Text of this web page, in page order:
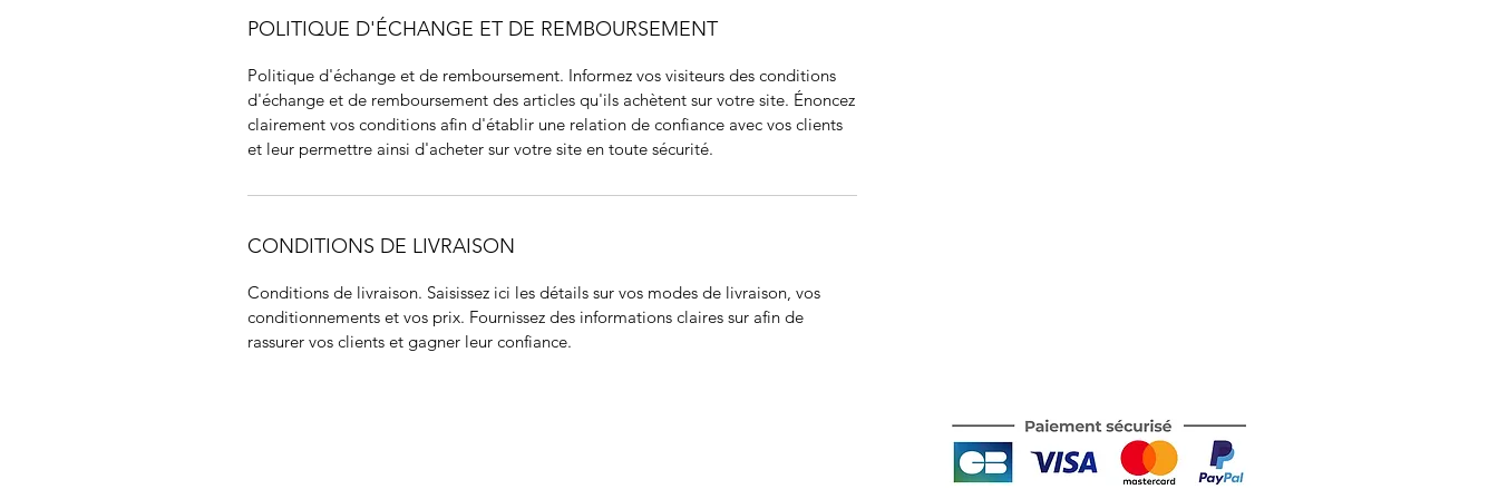
POLITIQUE D'ÉCHANGE ET DE REMBOURSEMENT
Politique d'échange et de remboursement. Informez vos visiteurs des conditions
d'échange et de remboursement des articles qu'ils achètent sur votre site. Énoncez
clairement vos conditions afin d'établir une relation de confiance avec vos clients
et leur permettre ainsi d'acheter sur votre site en toute sécurité.
CONDITIONS DE LIVRAISON
Conditions de livraison. Saisissez ici les détails sur vos modes de livraison, vos
conditionnements et vos prix. Fournissez des informations claires sur afin de
rassurer vos clients et gagner leur confiance.